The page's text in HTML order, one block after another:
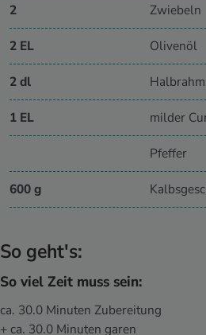
2 Zwiebeln
2 EL Olivenöl
2 dl Halbrahm
1 EL milder
Pfeffer
600 g
So geht's:
So viel Zeit muss sein:
ca. 30.0 Minuten Zubereitung
+ ca. 30.0 Minuten garen